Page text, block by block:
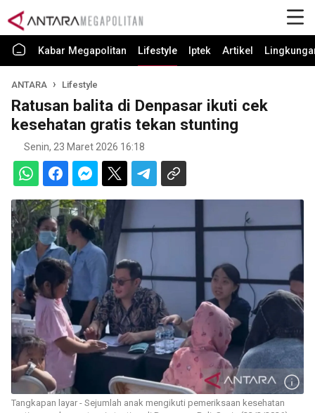
Kabar Megapolitan Lifestyle Iptek Artikel
ANTARA Lifestyle
Ratusan balita di Denpasar ikuti cek
kesehatan gratis tekan stunting
Senin, 23 Maret 2026 16:18
Tangkapan layar - Sejumlah anak mengikuti pemeriksaan kesehatan